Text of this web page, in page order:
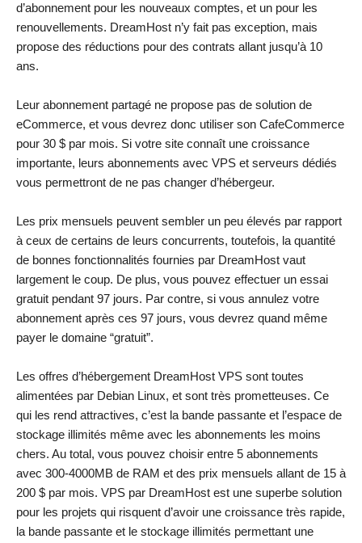
d’abonnement pour les nouveaux comptes, et un pour les
renouvellements. DreamHost n’y fait pas exception, mais
propose des réductions pour des contrats allant jusqu’à 10
ans.
Leur abonnement partagé ne propose pas de solution de
eCommerce, et vous devrez donc utiliser son CafeCommerce
pour 30 $ par mois. Si votre site connaît une croissance
importante, leurs abonnements avec VPS et serveurs dédiés
vous permettront de ne pas changer d’hébergeur.
Les prix mensuels peuvent sembler un peu élevés par rapport
à ceux de certains de leurs concurrents, toutefois, la quantité
de bonnes fonctionnalités fournies par DreamHost vaut
largement le coup. De plus, vous pouvez effectuer un essai
gratuit pendant 97 jours. Par contre, si vous annulez votre
abonnement après ces 97 jours, vous devrez quand même
payer le domaine “gratuit”.
Les offres d’hébergement DreamHost VPS sont toutes
alimentées par Debian Linux, et sont très prometteuses. Ce
qui les rend attractives, c’est la bande passante et l’espace de
stockage illimités même avec les abonnements les moins
chers. Au total, vous pouvez choisir entre 5 abonnements
avec 300-4000MB de RAM et des prix mensuels allant de 15 à
200 $ par mois. VPS par DreamHost est une superbe solution
pour les projets qui risquent d’avoir une croissance très rapide,
la bande passante et le stockage illimités permettant une